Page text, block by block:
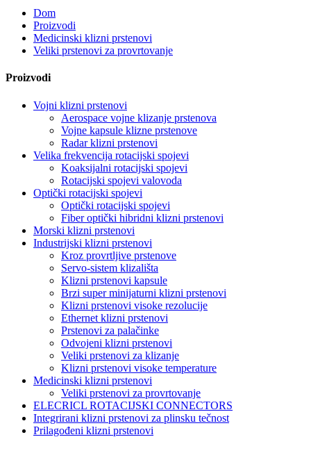
Dom
Proizvodi
Medicinski klizni prstenovi
Veliki prstenovi za provrtovanje
Proizvodi
Vojni klizni prstenovi
Aerospace vojne klizanje prstenova
Vojne kapsule klizne prstenove
Radar klizni prstenovi
Velika frekvencija rotacijski spojevi
Koaksijalni rotacijski spojevi
Rotacijski spojevi valovoda
Optički rotacijski spojevi
Optički rotacijski spojevi
Fiber optički hibridni klizni prstenovi
Morski klizni prstenovi
Industrijski klizni prstenovi
Kroz provrtljive prstenove
Servo-sistem klizališta
Klizni prstenovi kapsule
Brzi super minijaturni klizni prstenovi
Klizni prstenovi visoke rezolucije
Ethernet klizni prstenovi
Prstenovi za palačinke
Odvojeni klizni prstenovi
Veliki prstenovi za klizanje
Klizni prstenovi visoke temperature
Medicinski klizni prstenovi
Veliki prstenovi za provrtovanje
ELECRICL ROTACIJSKI CONNECTORS
Integrirani klizni prstenovi za plinsku tečnost
Prilagođeni klizni prstenovi